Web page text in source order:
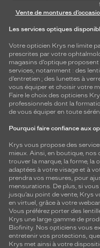
Vente de montures
Les services optiques
Votre opticien Krys ne limite
prescrites par votre
magasins d’optique
services, notamment : des
d’entretien ; des lunettes à
vous équiper et choisir votre
Faire le choix des opticiens
professionnels dont la
de vous équiper en toute
Pourquoi faire confiance aux
Krys vous propose des
mieux. Ainsi, en boutique,
trouver la marque, la forme, la
adaptées à votre visage et à
prendra vos mesures, pour
mensurations. De plus, si
jusqu’au point de vente, Krys
en virtuel, grâce à votre
Vous préférez porter des
Krys une large gamme de
Biofinity. Nos opticiens vous
entretenir vos protections,
Krys met ainsi à votre